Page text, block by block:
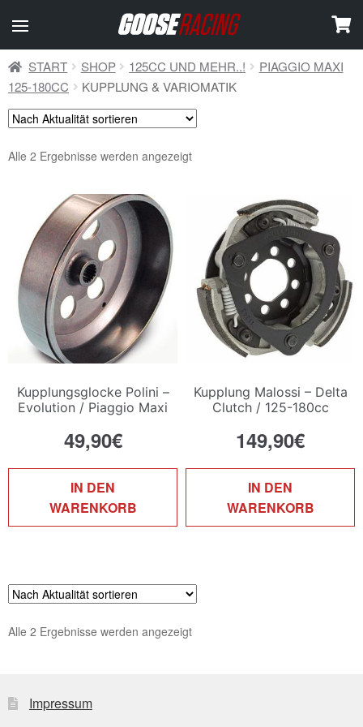
START SHOP 125CC UND MEHR..!
PIAGGIO MAXI
125-180CC
KUPPLUNG & VARIOMATIK
Alle 2 Ergebnisse werden angezeigtNach
Kupplungsglocke Polini –
Evolution / Piaggio Maxi
49,90€
IN DEN
WARENKORB
Kupplung Malossi – Delta
Clutch / 125-180cc
149,90€
IN DEN
WARENKORB
Alle 2 Ergebnisse werden angezeigtNach
Impressum